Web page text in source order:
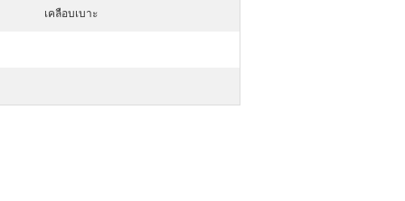
เคลือบเบาะ